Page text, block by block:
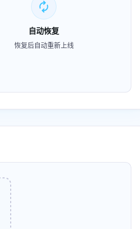
autorenew
自动恢复
恢复后自动重新上线